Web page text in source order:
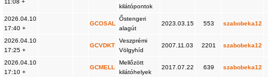
kilátópontok
2026.04.10
17:40 +
GCOSAL
Őstengeri
alagút
2023.03.15 553 szabobeka12
2026.04.10
17:25 +
GCVDKT
Veszprémi
Völgyhíd
2007.11.03 2201 szabobeka12
2026.04.10
17:10 +
GCMELL
Mellőzött
kilátóhelyek
2017.07.22 639 szabobeka12